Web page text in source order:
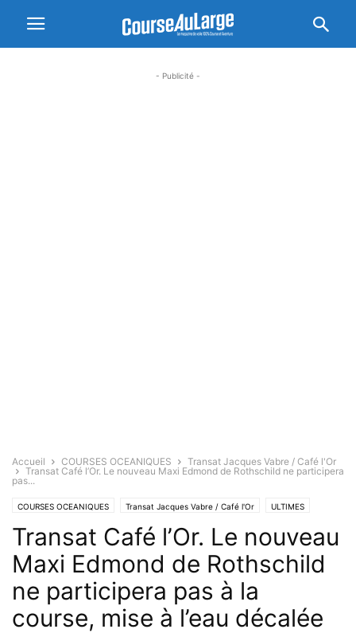
- Publicité -
Accueil COURSES OCEANIQUES
Transat Jacques Vabre / Café l'Or
Transat Café l’Or. Le nouveau Maxi Edmond de Rothschild ne participera
pas...
COURSES OCEANIQUES Transat Jacques Vabre / Café l'Or ULTIMES
Transat Café l’Or. Le nouveau
Maxi Edmond de Rothschild
ne participera pas à la
course, mise à l’eau décalée